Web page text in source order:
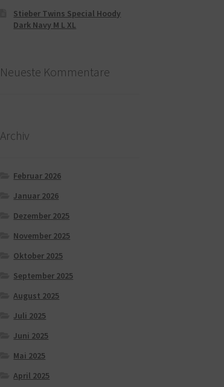
Stieber Twins Special Hoody
Dark Navy M L XL
Neueste Kommentare
Archiv
Februar 2026
Januar 2026
Dezember 2025
November 2025
Oktober 2025
September 2025
August 2025
Juli 2025
Juni 2025
Mai 2025
April 2025